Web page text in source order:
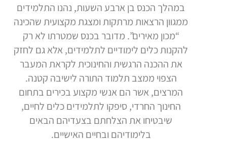
במהלך הכנס בן ארבע השעות, נהנו התלמידים
ממגוון הרצאות מרתקות ומצגת מקצועית שהכינה
“מכון מאירים”. מדובר בכנס שמטרתו לא רק
להקנות כלים לימודיים לתלמידים, אלא גם לחזק
את ההכנה הרגשית והחינוכית לקראת המעבר
הצפוי ממצב תלמוד התורה לישיבה קטנה.
המרצים, אשר הם אנשי מקצוע בכירים בתחום
החינוך החרדי, סיפקו לתלמידים כלים לחיים,
שיבטיחו את הצלחתם בצעדיהם הבאים
בלימודיהם ובחיים האישיים.